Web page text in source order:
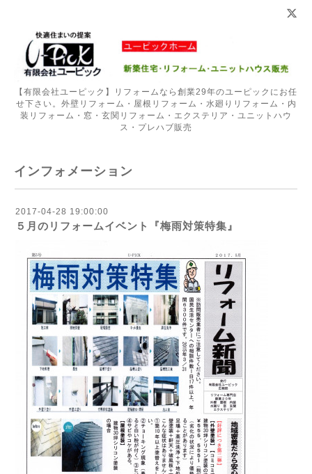
【有限会社ユーピック】リフォームなら創業29年のユーピックにお任
せ下さい。外壁リフォーム・屋根リフォーム・水廻りリフォーム・内
装リフォーム・窓・玄関リフォーム・エクステリア・ユニットハウ
ス・プレハブ販売
インフォメーション
2017-04-28 19:00:00
５月のリフォームイベント『梅雨対策特集』